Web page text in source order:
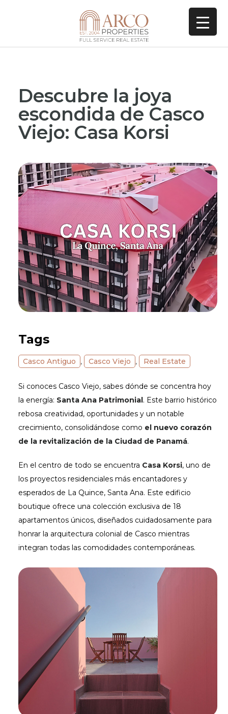
Descubre la joya
escondida de Casco
Viejo: Casa Korsi
Tags
Casco Antiguo , Casco Viejo , Real Estate
Si conoces Casco Viejo, sabes dónde se concentra hoy
la energía: Santa Ana Patrimonial. Este barrio histórico
rebosa creatividad, oportunidades y un notable
crecimiento, consolidándose como el nuevo corazón
de la revitalización de la Ciudad de Panamá.
En el centro de todo se encuentra Casa Korsi, uno de
los proyectos residenciales más encantadores y
esperados de La Quince, Santa Ana. Este edificio
boutique ofrece una colección exclusiva de 18
apartamentos únicos, diseñados cuidadosamente para
honrar la arquitectura colonial de Casco mientras
integran todas las comodidades contemporáneas.